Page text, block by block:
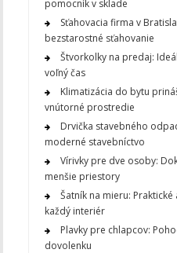
pomocník v sklade
Sťahovacia firma v
bezstarostné sťahovanie
Štvorkolky na predaj:
voľný čas
Klimatizácia do bytu
vnútorné prostredie
Drvička stavebného
moderné stavebníctvo
Vírivky pre dve osoby:
menšie priestory
Šatník na mieru:
každý interiér
Plavky pre chlapcov:
dovolenku